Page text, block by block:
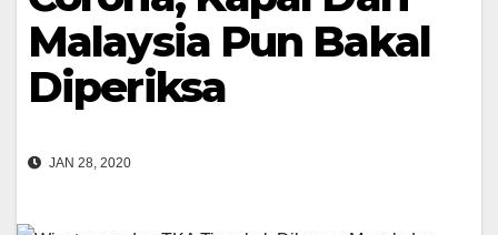
Malaysia Pun Bakal
Diperiksa
JAN 28, 2020